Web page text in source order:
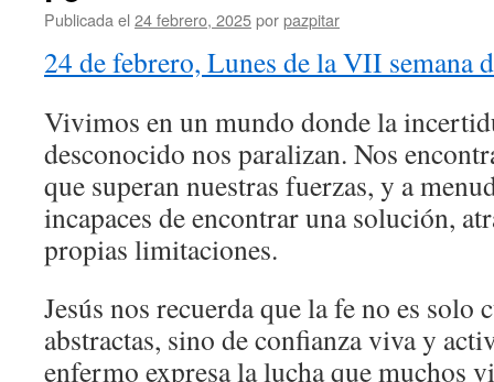
Publicada el 24 febrero, 2025porpazpitar
24 de febrero, Lunes de la VII semana
Vivimos en un mundo donde la
desconocido nos paralizan. Nos
que superan nuestras fuerzas, y a
incapaces de encontrar una solución,
propias limitaciones.
Jesús nos recuerda que la fe no es solo
abstractas, sino de confianza viva y
enfermo expresa la lucha que muchos